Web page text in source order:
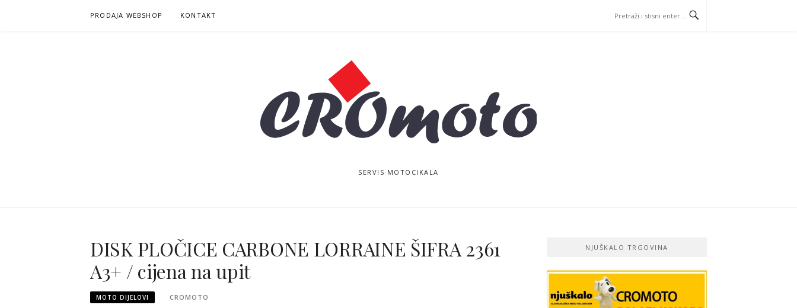
PRODAJA WEBSHOP KONTAKT
SERVIS MOTOCIKALA
DISK PLOČICE CARBONE LORRAINE ŠIFRA 2361
A3+ / cijena na upit
MOTO DIJELOVI CROMOTO
NJUŠKALO TRGOVINA